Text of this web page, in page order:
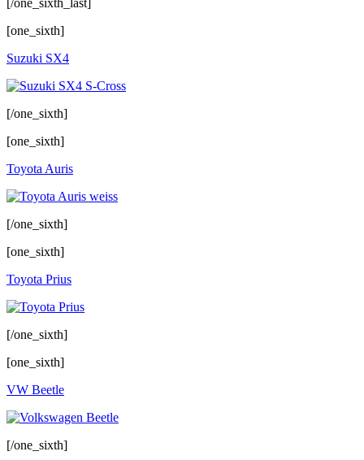
[/one_sixth_last]
[one_sixth]
Suzuki SX4
[/one_sixth]
[one_sixth]
Toyota Auris
[/one_sixth]
[one_sixth]
Toyota Prius
[/one_sixth]
[one_sixth]
VW Beetle
[/one_sixth]